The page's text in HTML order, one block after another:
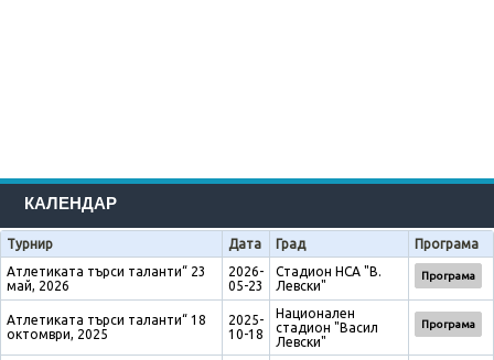
КАЛЕНДАР
Турнир Дата Град
Програма
Атлетиката търси таланти“ 23
май, 2026
2026-
05-23
Стадион НСА "В.
Левски"
Програма
Атлетиката търси таланти“ 18
октомври, 2025
2025-
10-18
Национален
стадион "Васил
Левски"
Програма